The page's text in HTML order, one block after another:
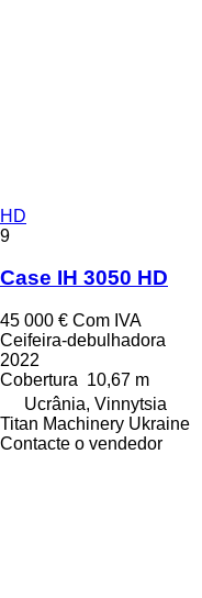
HD
9
Case IH 3050 HD
45 000 € Com IVA
Ceifeira-debulhadora
2022
Cobertura 10,67 m
Ucrânia, Vinnytsia
Titan Machinery Ukraine
Contacte o vendedor